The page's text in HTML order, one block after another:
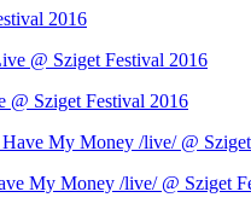
2016
Sziget Festival 2016
My Money /live/ @ Sziget